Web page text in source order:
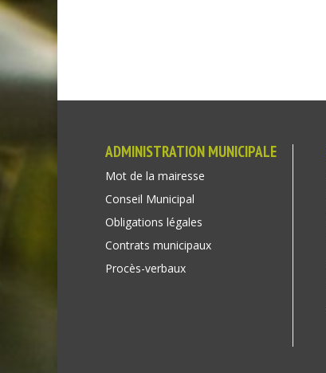
ADMINISTRATION MUNICIPALE
Mot de la mairesse
Conseil Municipal
Obligations légales
Contrats municipaux
Procès-verbaux